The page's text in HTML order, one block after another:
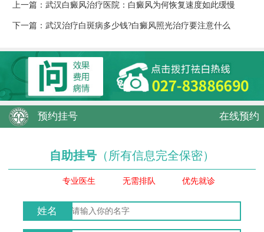
上一篇： 武汉白癜风治疗医院：白癜风为何恢复速度如此缓慢
下一篇： 武汉治疗白斑病多少钱?白癜风照光治疗要注意什么
预约挂号 在线预约
自助挂号 （所有信息完全保密）
专业医生 无需排队 优先就诊
姓名